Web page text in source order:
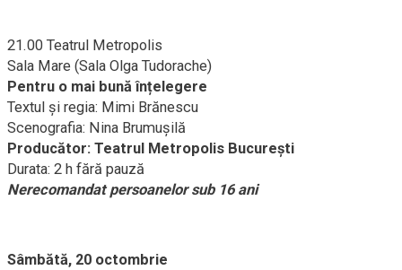
21.00 Teatrul Metropolis
Sala Mare (Sala Olga Tudorache)
Pentru o mai bună înțelegere
Textul și regia: Mimi Brănescu
Scenografia: Nina Brumuşilă
Producător: Teatrul Metropolis București
Durata: 2 h fără pauză
Nerecomandat persoanelor sub 16 ani
Sâmbătă, 20 octombrie